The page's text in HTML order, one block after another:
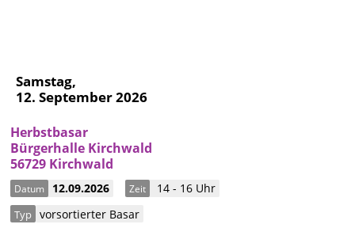
Samstag,
12. September 2026
Herbstbasar
Bürgerhalle Kirchwald
56729 Kirchwald
Datum 12.09.2026 Zeit 14 - 16 Uhr
Typ vorsortierter Basar